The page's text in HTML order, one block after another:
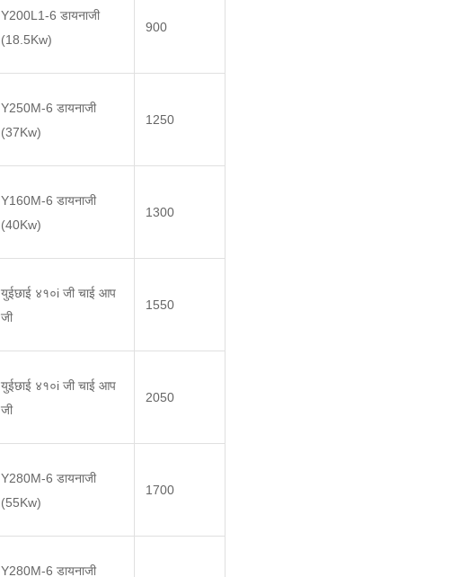
Y200L1-6 डायनाजी
(18.5Kw)
900
Y250M-6 डायनाजी
(37Kw)
1250
Y160M-6 डायनाजी
(40Kw)
1300
युईछाई ४१०i जी चाई आप
जी
1550
युईछाई ४१०i जी चाई आप
जी
2050
Y280M-6 डायनाजी
(55Kw)
1700
Y280M-6 डायनाजी